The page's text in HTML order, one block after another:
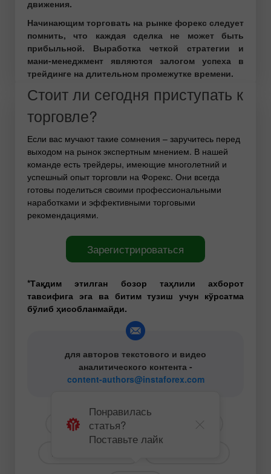
движения.
Начинающим торговать на рынке форекс следует
помнить, что каждая сделка не может быть
прибыльной. Выработка четкой стратегии и
мани-менеджмент являются залогом успеха в
трейдинге на длительном промежутке времени.
Стоит ли сегодня приступать к
торговле?
Если вас мучают такие сомнения – заручитесь перед
выходом на рынок экспертным мнением. В нашей
команде есть трейдеры, имеющие многолетний и
успешный опыт торговли на Форекс. Они всегда
готовы поделиться своими профессиональными
наработками и эффективными торговыми
рекомендациями.
Зарегистрироваться
*Тақдим этилган бозор таҳлили ахборот
тавсифига эга ва битим тузиш учун кўрсатма
бўлиб ҳисобланмайди.
для авторов текстового и видео
аналитического контента -
content-authors@instaforex.com
# GBP # USD # GBPUSD
Понравилась
статья?
Поставьте лайк